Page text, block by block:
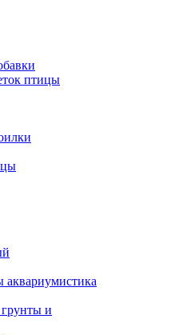
птицы
аквариумистика
и